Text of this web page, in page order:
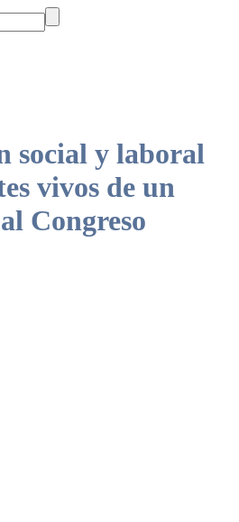
social y laboral
vivos de un
Congreso